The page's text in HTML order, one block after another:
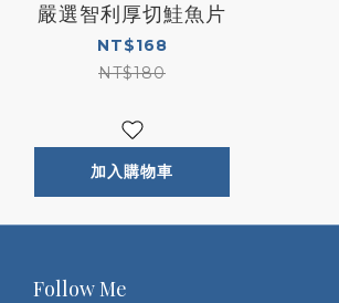
嚴選智利厚切鮭魚片
NT$168
NT$180
加入購物車
Follow Me